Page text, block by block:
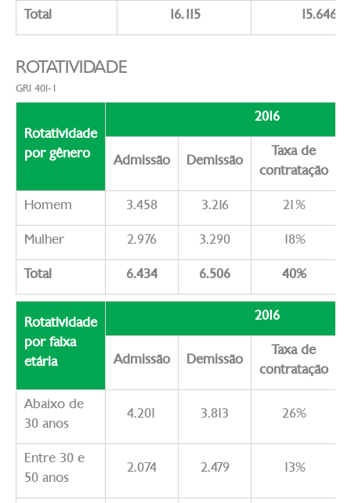
Total 16.115 15.646
ROTATIVIDADE
GRI 401-1
Rotatividade
por gênero
2016
Admissão Demissão
Taxa de
contratação
Homem 3.458 3.216 21%
Mulher 2.976 3.290 18%
Total 6.434 6.506 40%
Rotatividade
por faixa
etária
2016
Admissão Demissão
Taxa de
contratação
Abaixo de
30 anos
4.201 3.813 26%
Entre 30 e
50 anos
2.074 2.479 13%